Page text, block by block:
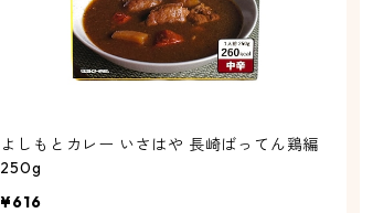
よしもとカレー いさはや 長崎ばってん鶏編
250g
¥616